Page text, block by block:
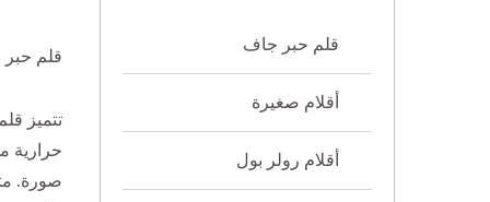
قلم
تتميز
حرارية
صورة.
قلم حبر جاف
أقلام صغيرة
أقلام رولر بول